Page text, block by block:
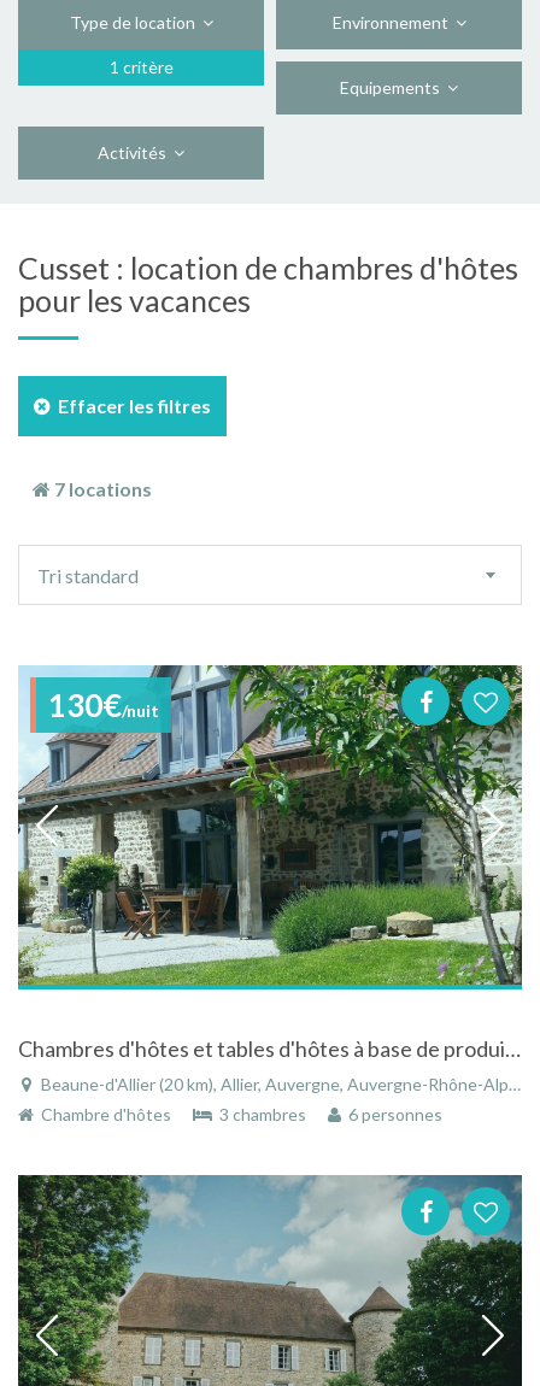
Type de location
1 critère
Environnement
Equipements
Activités
Cusset : location de chambres d'hôtes
pour les vacances
Effacer les filtres
7 locations
tri
Tri standard
130€/nuit
Chambres d'hôtes et tables d'hôtes à base de produits bio, à la campagne en Allier, Auvergne
Beaune-d'Allier (20 km), Allier, Auvergne, Auvergne-Rhône-Alpes, France
Chambre d'hôtes
3 chambres 6 personnes